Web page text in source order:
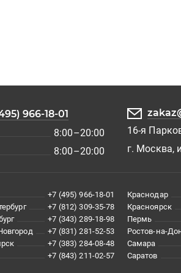
966-18-01
8:00–20:00
8:00–20:00
16-я
г. Москва,
+7 (495) 966-18-01
+7 (812) 309-35-78
+7 (343) 289-18-98
+7 (831) 281-52-53
+7 (383) 284-08-48
+7 (843) 211-02-57
Краснодар
Красноярск
Пермь
Ростов-на-
Самара
Саратов